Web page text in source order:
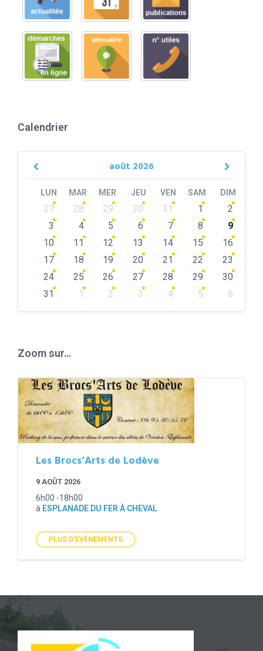
Calendrier
août 2026
Previous
LUN MAR MER JEU VEN SAM DIM
Skip
calendar
27 28 29 30 31 1
2
3
4 5 6 7 8
9
10
11 12 13 14 15
16
17
18 19 20 21 22
23
24
25 26 27 28 29
30
31
1 2 3 4 5
6
Zoom sur…
Les Brocs’Arts de Lodève
9 AOÛT 2026
6h00 -18h00
à ESPLANADE DU FER À CHEVAL
PLUS D'ÉVÉNEMENTS